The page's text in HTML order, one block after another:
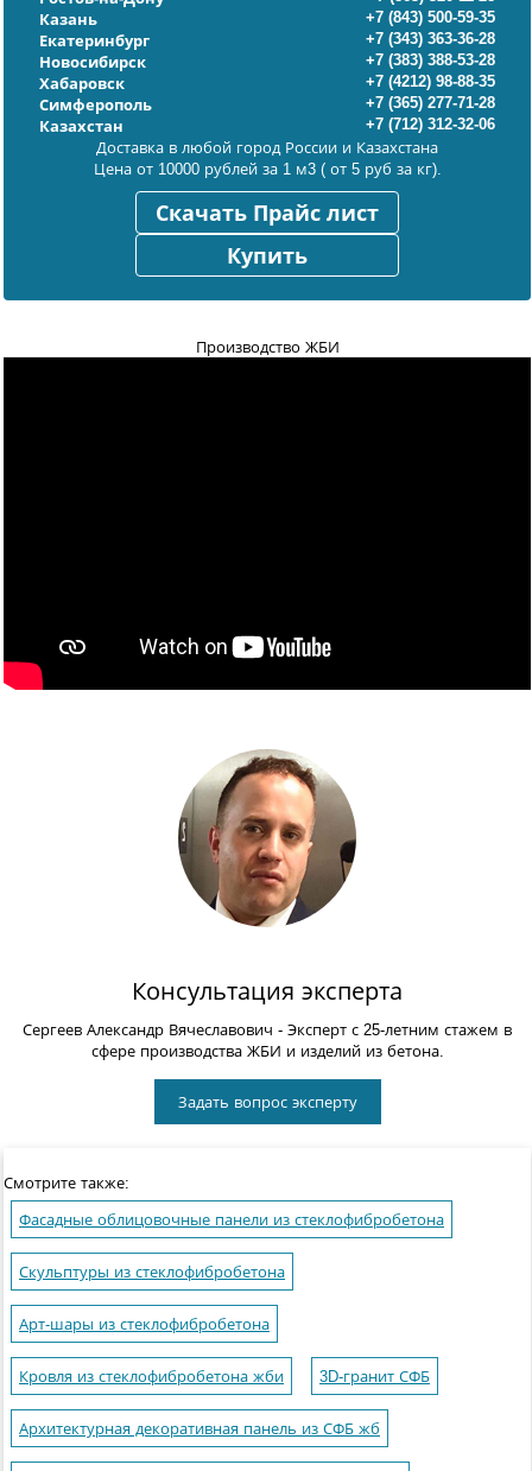
Казань
+7 (843) 500-59-35
Екатеринбург
+7 (343) 363-36-28
Новосибирск
+7 (383) 388-53-28
Хабаровск
+7 (4212) 98-88-35
Симферополь
+7 (365) 277-71-28
Казахстан
+7 (712) 312-32-06
Доставка в любой город России и Казахстана
Цена от 10000 рублей за 1 м3 ( от 5 руб за кг).
Скачать Прайс лист
Купить
Производство ЖБИ
Консультация эксперта
Сергеев Александр Вячеславович - Эксперт с 25-летним стажем в
сфере производства ЖБИ и изделий из бетона.
Задать вопрос эксперту
Смотрите также:
Фасадные облицовочные панели из стеклофибробетона
Скульптуры из стеклофибробетона
Арт-шары из стеклофибробетона
Кровля из стеклофибробетона жби 3D-гранит СФБ
Архитектурная декоративная панель из СФБ жб